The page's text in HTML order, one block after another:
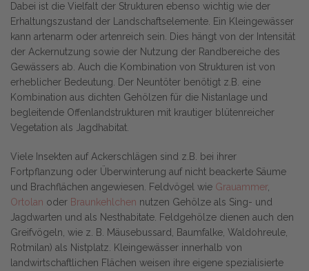
Dabei ist die Vielfalt der Strukturen ebenso wichtig wie der
Erhaltungszustand der Landschaftselemente. Ein Kleingewässer
kann artenarm oder artenreich sein. Dies hängt von der Intensität
der Ackernutzung sowie der Nutzung der Randbereiche des
Gewässers ab. Auch die Kombination von Strukturen ist von
erheblicher Bedeutung. Der Neuntöter benötigt z.B. eine
Kombination aus dichten Gehölzen für die Nistanlage und
begleitende Offenlandstrukturen mit krautiger blütenreicher
Vegetation als Jagdhabitat.
Viele Insekten auf Ackerschlägen sind z.B. bei ihrer
Fortpflanzung oder Überwinterung auf nicht beackerte Säume
und Brachflächen angewiesen. Feldvögel wie Grauammer,
Ortolan oder Braunkehlchen nutzen Gehölze als Sing- und
Jagdwarten und als Nesthabitate. Feldgehölze dienen auch den
Greifvögeln, wie z. B. Mäusebussard, Baumfalke, Waldohreule,
Rotmilan) als Nistplatz. Kleingewässer innerhalb von
landwirtschaftlichen Flächen weisen ihre eigene spezialisierte